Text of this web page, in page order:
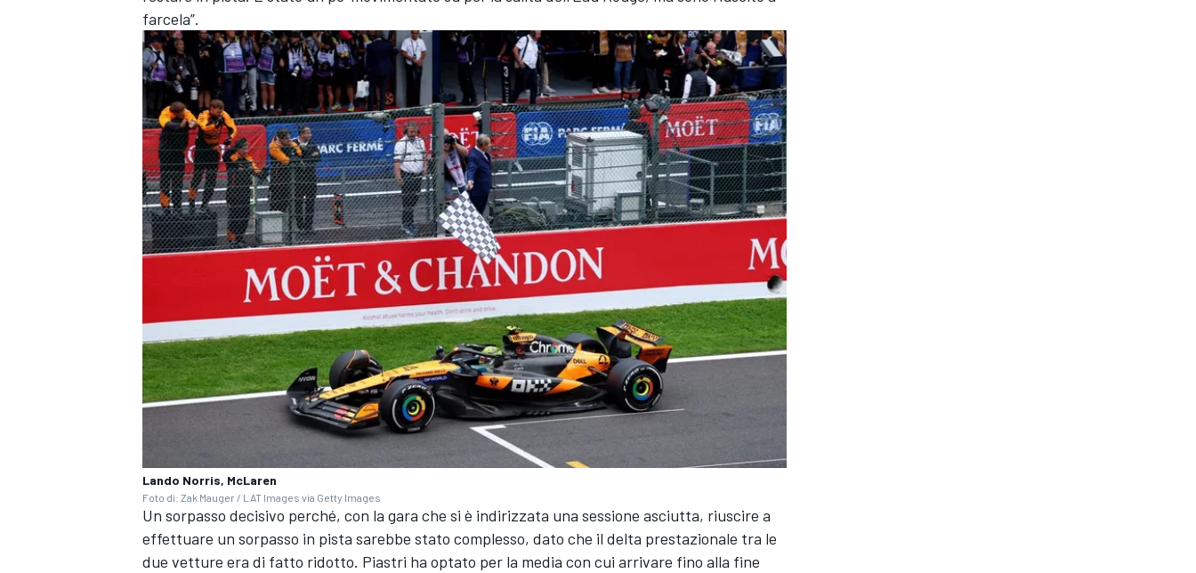
MONOMARCA
RALLY
farcela”.
Lando Norris, McLaren
Foto di: Zak Mauger / LAT Images via Getty Images
Un sorpasso decisivo perché, con la gara che si è indirizzata una sessione asciutta, riuscire a
effettuare un sorpasso in pista sarebbe stato complesso, dato che il delta prestazionale tra le
due vetture era di fatto ridotto. Piastri ha optato per la media con cui arrivare fino alla fine